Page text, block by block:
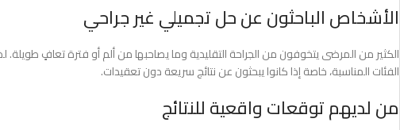
الأشخاص الباحثون عن حل تجميلي غير جراحي
الكثير من المرضى يتخوفون من الجراحة التقليدية وما يصاحبها من ألم أو فترة تعافٍ
الفئات المناسبة، خاصة إذا كانوا يبحثون عن نتائج سريعة دون تعقيدات.
من لديهم توقعات واقعية للنتائج